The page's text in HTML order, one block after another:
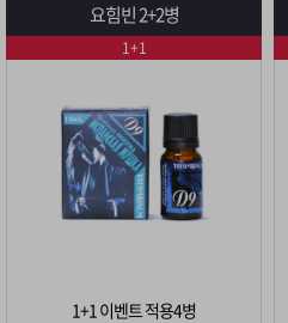
요힘빈 2+2병
1+1 이벤트 적용4병
1+1